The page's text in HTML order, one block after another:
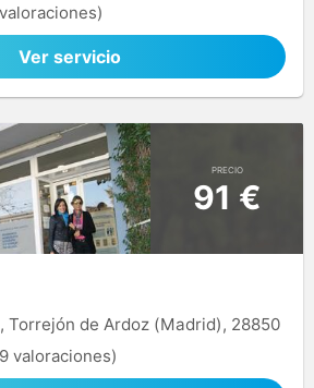
Ver servicio
PRECIO
91 €
Torrejón de Ardoz (Madrid), 28850
valoraciones)